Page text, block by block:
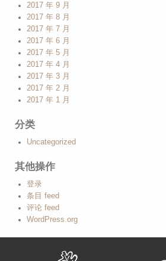
2017 年 9 月
2017 年 8 月
2017 年 7 月
2017 年 6 月
2017 年 5 月
2017 年 4 月
2017 年 3 月
2017 年 2 月
2017 年 1 月
分类
Uncategorized
其他操作
登录
条目 feed
评论 feed
WordPress.org